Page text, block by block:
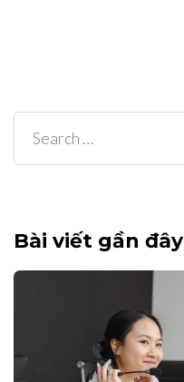
Search
for:
Bài viết gần đây